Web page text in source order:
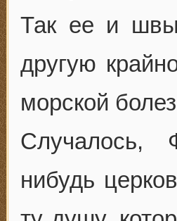
Так ее и
другую
морской
Случалось,
нибудь